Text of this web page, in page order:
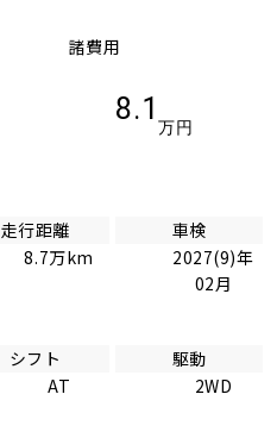
諸費用
8.1
万円
走行距離
8.7万km
車検
2027(9)年
02月
シフト
AT
駆動
2WD